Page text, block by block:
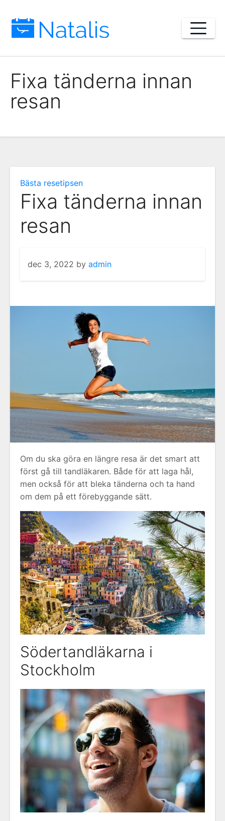
content
Fixa tänderna innan
resan
Bästa resetipsen
Fixa tänderna innan
resan
dec 3, 2022 by admin
Om du ska göra en längre resa är det smart att
först gå till tandläkaren. Både för att laga hål,
men också för att bleka tänderna och ta hand
om dem på ett förebyggande sätt.
Södertandläkarna i
Stockholm